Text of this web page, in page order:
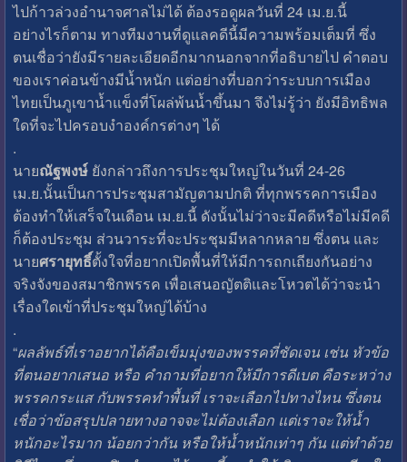
ไปก้าวล่วงอำนาจศาลไม่ได้ ต้องรอดูผลวันที่ 24 เม.ย.นี้
อย่างไรก็ตาม ทางทีมงานที่ดูแลคดีนี้มีความพร้อมเต็มที่ ซึ่ง
ตนเชื่อว่ายังมีรายละเอียดอีกมากนอกจากที่อธิบายไป คำตอบ
ของเราค่อนข้างมีน้ำหนัก แต่อย่างที่บอกว่าระบบการเมือง
ไทยเป็นภูเขาน้ำแข็งที่โผล่พ้นน้ำขึ้นมา จึงไม่รู้ว่า ยังมีอิทธิพล
ใดที่จะไปครอบงำองค์กรต่างๆ ได้
.
นายณัฐพงษ์ยังกล่าวถึงการประชุมใหญ่ในวันที่ 24-26
เม.ย.นั้นเป็นการประชุมสามัญตามปกติ ที่ทุกพรรคการเมือง
ต้องทำให้เสร็จในเดือน เม.ย.นี้ ดังนั้นไม่ว่าจะมีคดีหรือไม่มีคดี
ก็ต้องประชุม ส่วนวาระที่จะประชุมมีหลากหลาย ซึ่งตน และ
นายศรายุทธิ์ตั้งใจที่อยากเปิดพื้นที่ให้มีการถกเถียงกันอย่าง
จริงจังของสมาชิกพรรค เพื่อเสนอญัตติและโหวตได้ว่าจะนำ
เรื่องใดเข้าที่ประชุมใหญ่ได้บ้าง
.
“ผลลัพธ์ที่เราอยากได้คือเข็มมุ่งของพรรคที่ชัดเจน เช่น หัวข้อ
ที่ตนอยากเสนอ หรือ คำถามที่อยากให้มีการดีเบต คือระหว่าง
พรรคกระแส กับพรรคทำพื้นที่ เราจะเลือกไปทางไหน ซึ่งตน
เชื่อว่าข้อสรุปปลายทางอาจจะไม่ต้องเลือก แต่เราจะให้น้ำ
หนักอะไรมาก น้อยกว่ากัน หรือให้น้ำหนักเท่าๆ กัน แต่ทำด้วย